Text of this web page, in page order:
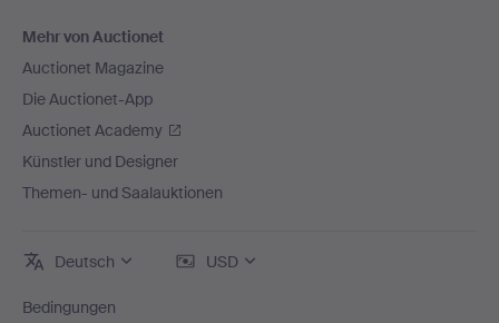
Mehr von Auctionet
Auctionet Magazine
Die Auctionet-App
Auctionet Academy
Künstler und Designer
Themen- und Saalauktionen
Deutsch USD
Bedingungen